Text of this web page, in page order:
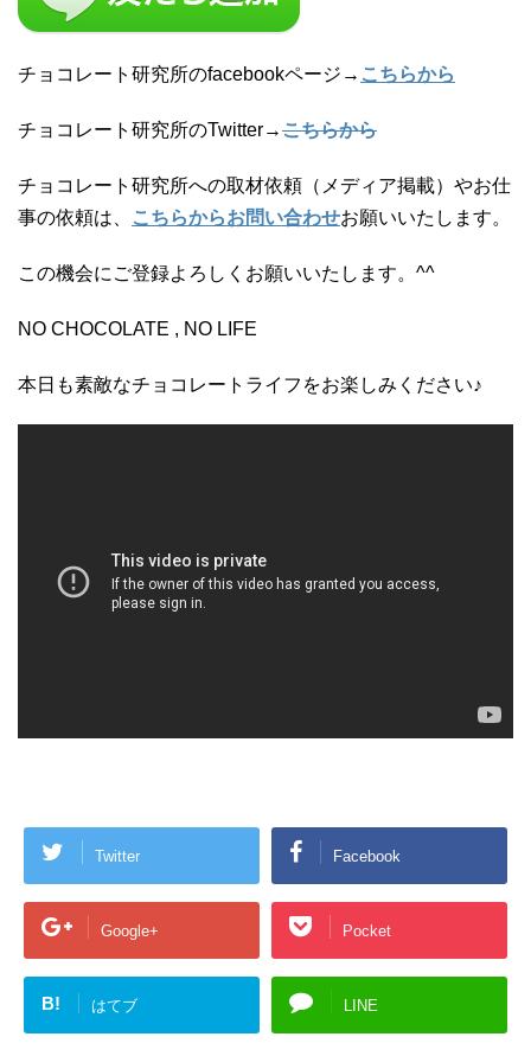
チョコレート研究所のfacebookページ→ こちらから
チョコレート研究所のTwitter→こちらから
チョコレート研究所への取材依頼（メディア掲載）やお仕
事の依頼は、
こちらからお問い合わせお願いいたします。
この機会にご登録よろしくお願いいたします。^^
NO CHOCOLATE , NO LIFE
本日も素敵なチョコレートライフをお楽しみください♪
Twitter Facebook
Google+ Pocket
B! はてブ LINE